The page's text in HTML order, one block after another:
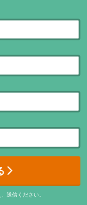
送信ください。